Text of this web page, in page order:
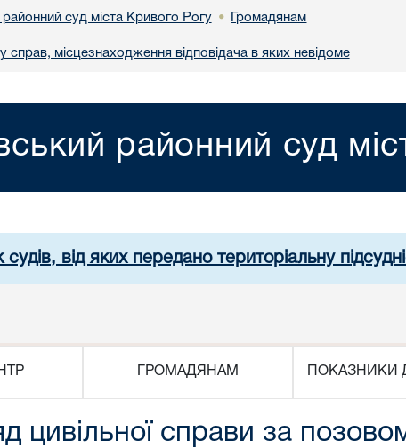
суд міста Кривого Рогу • Громадянам
справ, місцезнаходження відповідача в яких невідоме
районний суд
судів, від яких передано територіальну
ГРОМАДЯНАМ ПОКАЗНИКИ
цивільної справи за